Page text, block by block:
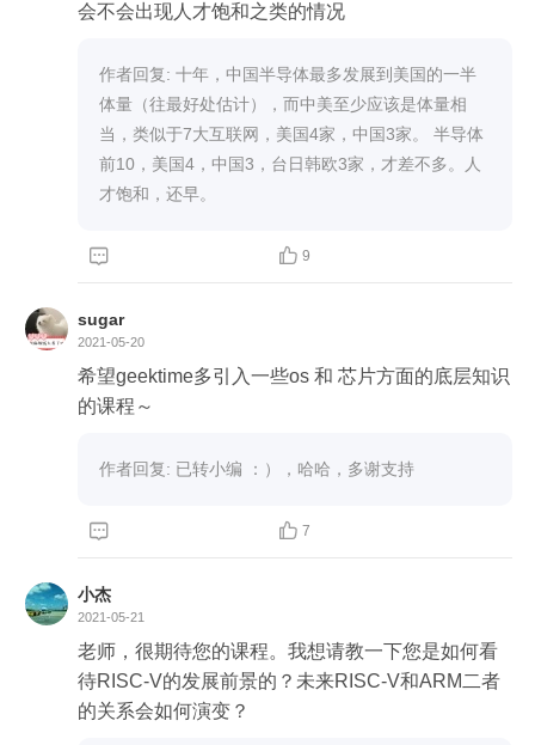
会不会出现人才饱和之类的情况
作者回复: 十年，中国半导体最多发展到美国的一半
体量（往最好处估计），而中美至少应该是体量相
当，类似于7大互联网，美国4家，中国3家。 半导体
前10，美国4，中国3，台日韩欧3家，才差不多。人
才饱和，还早。
  9
sugar
2021-05-20
希望geektime多引入一些os 和 芯片方面的底层知识
作者回复: 已转小编 ：），哈哈，多谢支持
  7
小杰
2021-05-21
老师，很期待您的课程。我想请教一下您是如何看
待RISC-V的发展前景的？未来RISC-V和ARM二者
的关系会如何演变？